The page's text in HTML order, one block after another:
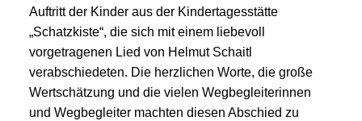
Auftritt der Kinder aus der Kindertagesstätte
„Schatzkiste“, die sich mit einem liebevoll
vorgetragenen Lied von Helmut Schaitl
verabschiedeten. Die herzlichen Worte, die große
Wertschätzung und die vielen Wegbegleiterinnen
und Wegbegleiter machten diesen Abschied zu